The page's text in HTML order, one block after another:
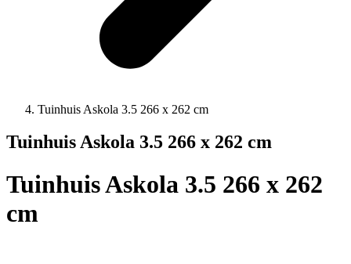
Tuinhuis Askola 3.5 266 x 262 cm
Tuinhuis Askola 3.5 266 x 262 cm
Tuinhuis Askola 3.5 266 x 262
cm